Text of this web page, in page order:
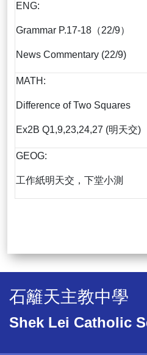
ENG:
Grammar P.17-18（22/9）
News Commentary (22/9)
MATH:
Difference of Two Squares
Ex2B Q1,9,23,24,27 (明天交)
GEOG:
工作紙明天交，下堂小測
石籬天主教中學
Shek Lei Catholic